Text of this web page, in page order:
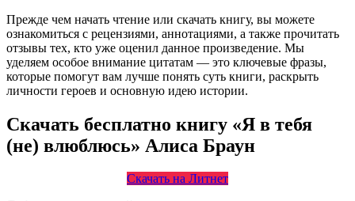
Прежде чем начать чтение или скачать книгу, вы можете
ознакомиться с рецензиями, аннотациями, а также прочитать
отзывы тех, кто уже оценил данное произведение. Мы
уделяем особое внимание цитатам — это ключевые фразы,
которые помогут вам лучше понять суть книги, раскрыть
личности героев и основную идею истории.
Скачать бесплатно книгу «Я в тебя
(не) влюблюсь» Алиса Браун
Скачать на Литнет